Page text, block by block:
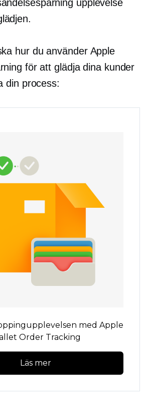
upplevelse
hur du använder Apple
för att glädja dina kunder
din process:
med Apple
Order Tracking
Läs mer